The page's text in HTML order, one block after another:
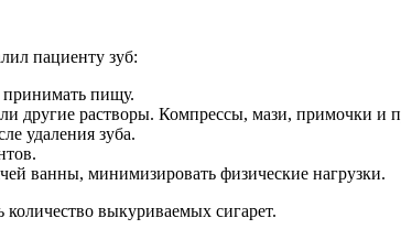
пациенту зуб:
принимать пищу.
другие растворы. Компрессы, мази, примочки и
удаления зуба.
ванны, минимизировать физические нагрузки.
выкуриваемых сигарет.